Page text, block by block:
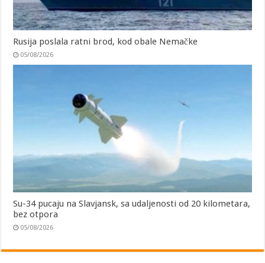
Rusija poslala ratni brod, kod obale Nemačke
05/08/2026
Su-34 pucaju na Slavjansk, sa udaljenosti od 20 kilometara,
bez otpora
05/08/2026